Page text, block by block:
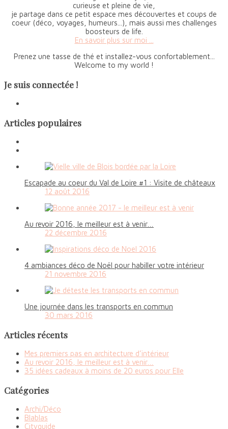
curieuse et pleine de vie,
je partage dans ce petit espace mes découvertes et coups de
coeur (déco, voyages, humeurs...), mais aussi mes challenges
boosteurs de life.
En savoir plus sur moi ...
Prenez une tasse de thé et installez-vous confortablement...
Welcome to my world !
Je suis connectée !
Articles populaires
Escapade au coeur du Val de Loire #1 : Visite de châteaux
12 août 2016
Au revoir 2016, le meilleur est à venir…
22 décembre 2016
4 ambiances déco de Noël pour habiller votre intérieur
21 novembre 2016
Une journée dans les transports en commun
30 mars 2016
Articles récents
Mes premiers pas en architecture d’intérieur
Au revoir 2016, le meilleur est à venir…
35 idées cadeaux à moins de 20 euros pour Elle
Catégories
Archi/Déco
Blablas
Cityguide